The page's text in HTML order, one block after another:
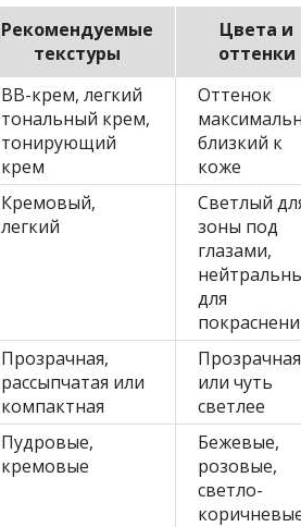
Рекомендуемые
текстуры
Цвета и
оттенки
BB-крем, легкий
тональный крем,
тонирующий
крем
Оттенок
близкий к
коже
Кремовый,
легкий
Светлый
зоны под
глазами,
для
Прозрачная,
рассыпчатая или
компактная
Прозрачная
или чуть
светлее
Пудровые,
кремовые
Бежевые,
розовые,
светло-